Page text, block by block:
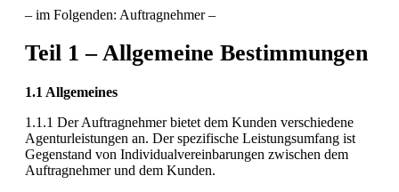
– im Folgenden: Auftragnehmer –
Teil 1 – Allgemeine Bestimmungen
1.1 Allgemeines
1.1.1 Der Auftragnehmer bietet dem Kunden verschiedene
Agenturleistungen an. Der spezifische Leistungsumfang ist
Gegenstand von Individualvereinbarungen zwischen dem
Auftragnehmer und dem Kunden.